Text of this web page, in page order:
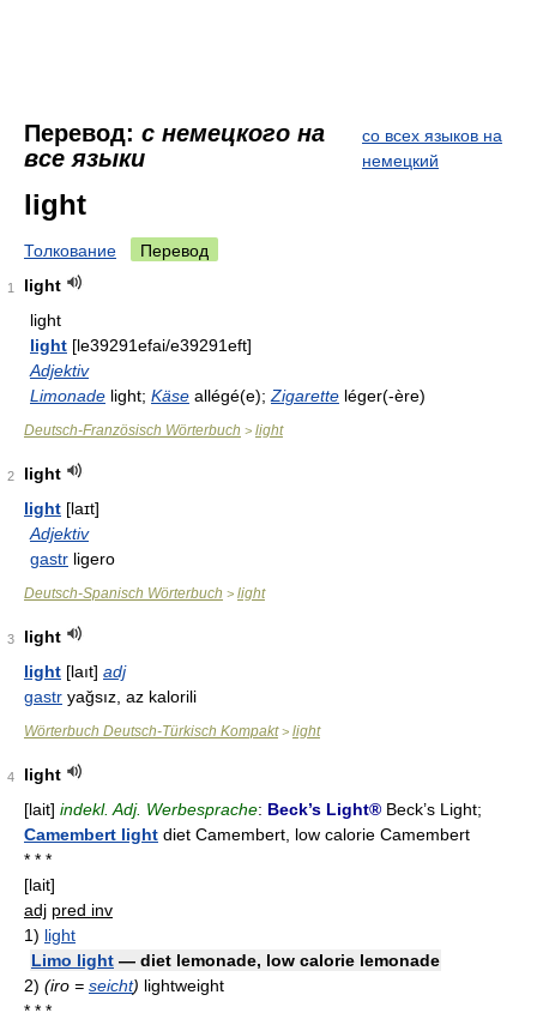
Перевод: с немецкого на
все языки
со всех языков на
немецкий
light
Толкование Перевод
1
light
light
light [le39291efai/e39291eft]
Adjektiv
Limonade light; Käse allégé(e); Zigarette léger(-ère)
Deutsch-Französisch Wörterbuch > light
2
light
light [laɪt]
Adjektiv
gastr ligero
Deutsch-Spanisch Wörterbuch > light
3
light
light [laıt] adj
gastr yağsız, az kalorili
Wörterbuch Deutsch-Türkisch Kompakt> light
4
light
[lait] indekl. Adj. Werbesprache: Beck’s Light® Beck’s Light;
Camembert light diet Camembert, low calorie Camembert
* * *
[lait]
adj pred inv
1) light
Limo light — diet lemonade, low calorie lemonade
2) (iro = seicht) lightweight
* * *